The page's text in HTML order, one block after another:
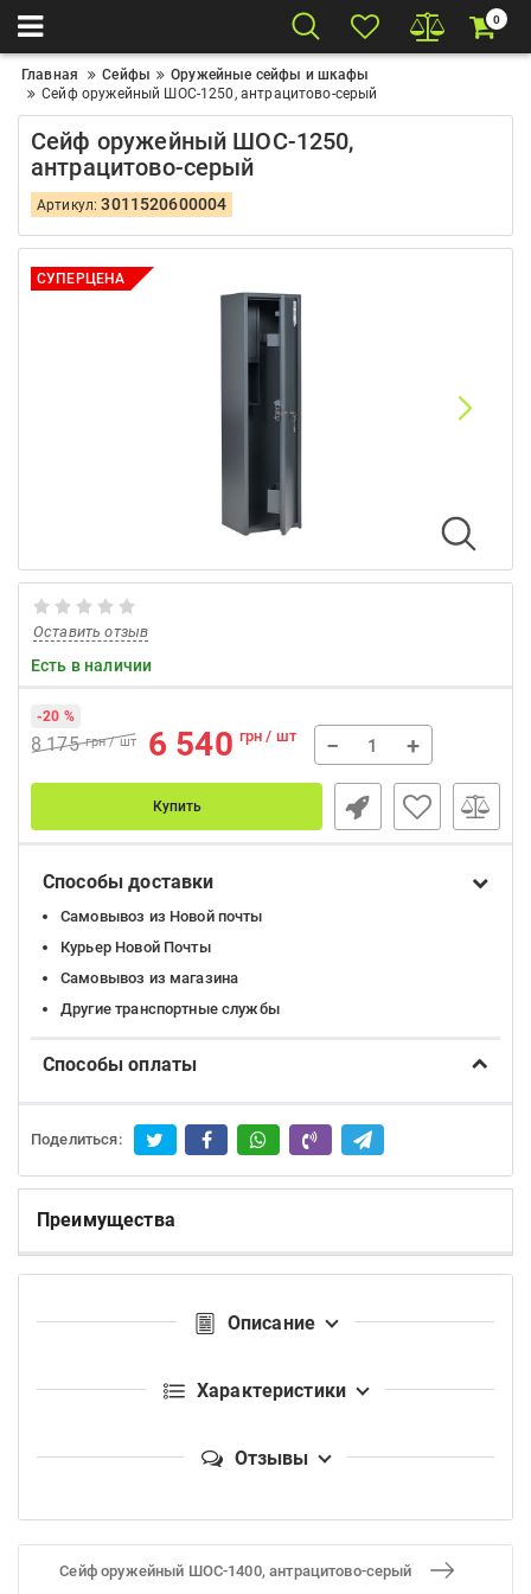
0
Главная Сейфы
Оружейные сейфы и шкафы
Сейф оружейный ШОС-1250, антрацитово-серый
Сейф оружейный ШОС-1250,
антрацитово-серый
Артикул:3011520600004
СУПЕРЦЕНА
Оставить отзыв
Есть в наличии
8 175 грн / шт 6 540 грн / шт
-20 %
− +
Купить
Способы доставки
Самовывоз из Новой почты
Курьер Новой Почты
Самовывоз из магазина
Другие транспортные службы
Способы оплаты
Поделиться:
Преимущества
Описание
Характеристики
Отзывы
Сейф оружейный ШОС-1400, антрацитово-серый